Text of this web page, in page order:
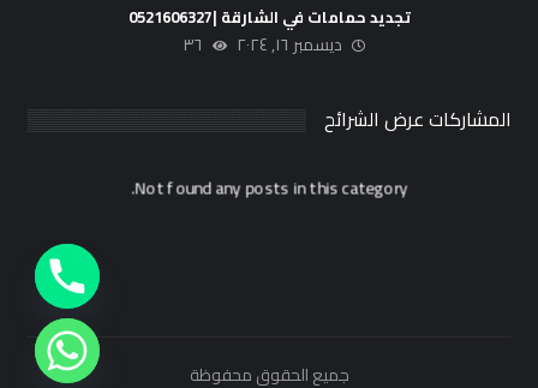
تجديد حمامات في الشارقة |0521606327
ديسمبر ١٦, ٢٠٢٤ ٣٦
المشاركات عرض الشرائح
Not found any posts in this category.
جميع الحقوق محفوظة